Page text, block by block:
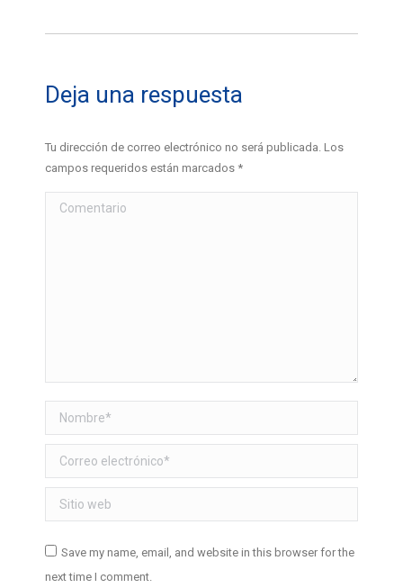
Deja una respuesta
Tu dirección de correo electrónico no será publicada. Los
campos requeridos están marcados *
Comentario
Nombre *
Correo electrónico *
Sitio web
Save my name, email, and website in this browser for the
next time I comment.